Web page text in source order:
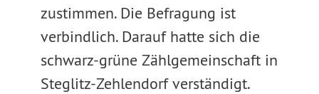
zustimmen. Die Befragung ist
verbindlich. Darauf hatte sich die
schwarz-grüne Zählgemeinschaft in
Steglitz-Zehlendorf verständigt.